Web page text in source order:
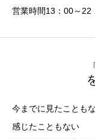
営業時間13：00～22
今までに見たこともな
感じたこともない